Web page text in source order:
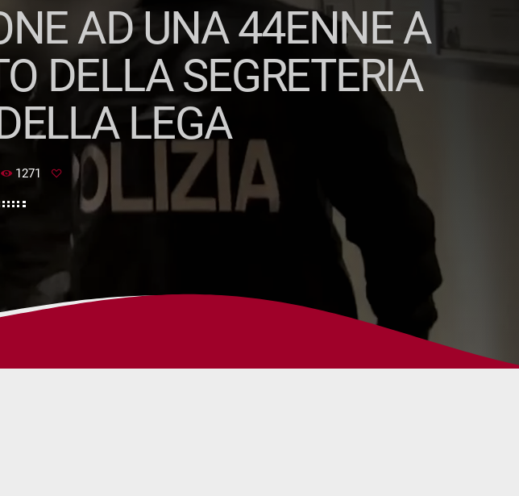
AD UNA 44ENNE A
DELLA SEGRETERIA
LEGA
1271